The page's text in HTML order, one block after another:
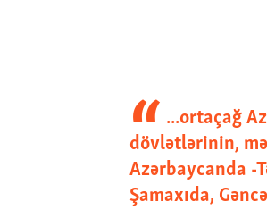
...ortaçağ
dövlətlərinin,
Azərbaycanda -
Şamaxıda,